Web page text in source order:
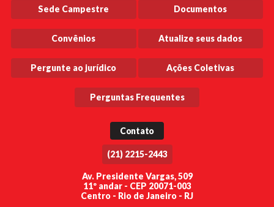
Sede Campestre Documentos
Convênios Atualize seus dados
Pergunte ao jurídico Ações Coletivas
Perguntas Frequentes
Contato
(21) 2215-2443
Av. Presidente Vargas, 509
11º andar - CEP 20071-003
Centro - Rio de Janeiro - RJ